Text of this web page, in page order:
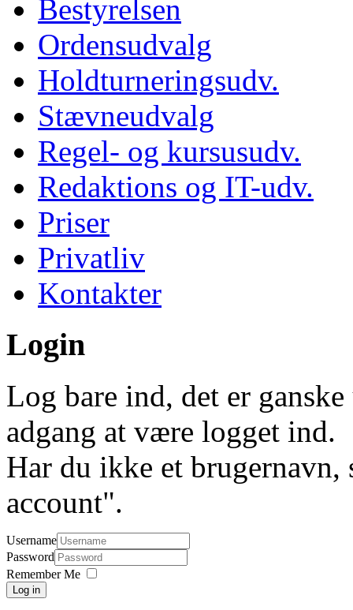
Bestyrelsen
Ordensudvalg
Holdturneringsudv.
Stævneudvalg
Regel- og kursusudv.
Redaktions og IT-udv.
Priser
Privatliv
Kontakter
Login
Log bare ind, det er
adgang at være logget ind.
Har du ikke et brugernavn,
account".
Username
Password
Remember Me
Log in